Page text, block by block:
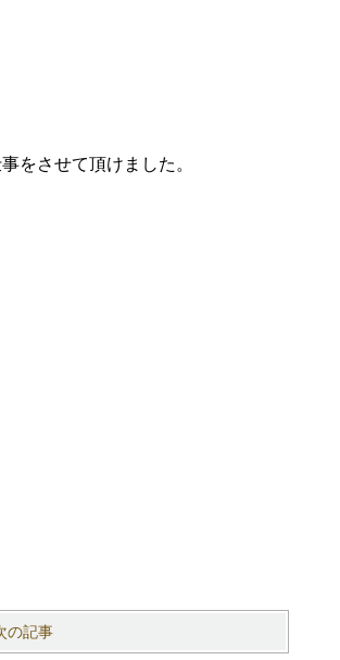
をさせて頂けました。
の記事